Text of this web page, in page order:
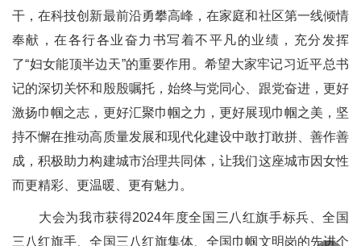
干，在科技创新最前沿勇攀高峰，在家庭和社区第一线倾情
奉献，在各行各业奋力书写着不平凡的业绩，充分发挥
了“妇女能顶半边天”的重要作用。希望大家牢记习近平总书
记的深切关怀和殷殷嘱托，始终与党同心、跟党奋进，更好
激扬巾帼之志，更好汇聚巾帼之力，更好展现巾帼之美，坚
持不懈在推动高质量发展和现代化建设中敢打敢拼、善作善
成，积极助力构建城市治理共同体，让我们这座城市因女性
而更精彩、更温暖、更有魅力。
大会为我市获得2024年度全国三八红旗手标兵、全国
三八红旗手、全国三八红旗集体、全国巾帼文明岗的先进个